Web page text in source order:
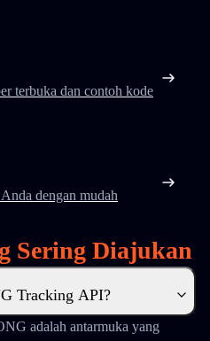
terbuka dan contoh kode
dengan mudah
Sering Diajukan
Tracking API?
adalah antarmuka yang